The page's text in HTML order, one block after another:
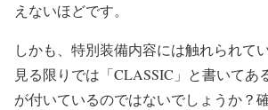
えないほどです。
しかも、特別装備内容には触れられて
見る限りでは「CLASSIC」と書いてあ
が付いているのではないでしょうか？